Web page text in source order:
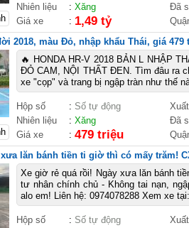
Nhiên liệu
: Xăng Đã
Giá xe
: 1,49 tỷ
2018, màu Đỏ, nhập khẩu Thái, giá 479
🔥 HONDA HR-V 2018 BẢN L NHẬP
ĐỎ CAM, NỘI THẤT ĐEN. Tìm đâu ra
xe "cọp" và trang bị ngập tràn như thế
Hộp số : Số tự động
Nhiên liệu
: Xăng Đã
Giá xe
: 479 triệu
lăn bánh tiền ti giờ thì có mấy trăm!
Xe giờ rẻ quá rồi! Ngày xưa lăn bánh
tư nhân chính chủ - Không tai nạn,
alo em! Liên hệ: 0974078288 Xem xe
Hộp số : Số tự động